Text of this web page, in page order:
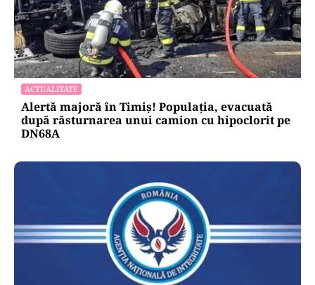
ACTUALITATE
Alertă majoră în Timiș! Populația, evacuată
după răsturnarea unui camion cu hipoclorit pe
DN68A